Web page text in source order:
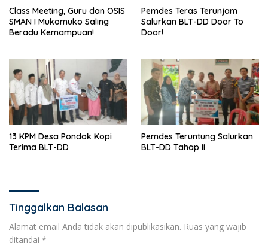
Class Meeting, Guru dan OSIS
SMAN I Mukomuko Saling
Beradu Kemampuan!
Pemdes Teras Terunjam
Salurkan BLT-DD Door To
Door!
13 KPM Desa Pondok Kopi
Terima BLT-DD
Pemdes Teruntung Salurkan
BLT-DD Tahap II
Tinggalkan Balasan
Alamat email Anda tidak akan dipublikasikan. Ruas yang wajib
ditandai *